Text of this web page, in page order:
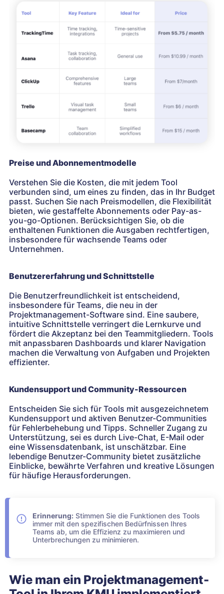
Preise und Abonnementmodelle
Verstehen Sie die Kosten, die mit jedem Tool
verbunden sind, um eines zu finden, das in Ihr Budget
passt. Suchen Sie nach Preismodellen, die Flexibilität
bieten, wie gestaffelte Abonnements oder Pay-as-
you-go-Optionen. Berücksichtigen Sie, ob die
enthaltenen Funktionen die Ausgaben rechtfertigen,
insbesondere für wachsende Teams oder
Unternehmen.
Benutzererfahrung und Schnittstelle
Die Benutzerfreundlichkeit ist entscheidend,
insbesondere für Teams, die neu in der
Projektmanagement-Software sind. Eine saubere,
intuitive Schnittstelle verringert die Lernkurve und
fördert die Akzeptanz bei den Teammitgliedern. Tools
mit anpassbaren Dashboards und klarer Navigation
machen die Verwaltung von Aufgaben und Projekten
effizienter.
Kundensupport und Community-Ressourcen
Entscheiden Sie sich für Tools mit ausgezeichnetem
Kundensupport und aktiven Benutzer-Communities
für Fehlerbehebung und Tipps. Schneller Zugang zu
Unterstützung, sei es durch Live-Chat, E-Mail oder
eine Wissensdatenbank, ist unschätzbar. Eine
lebendige Benutzer-Community bietet zusätzliche
Einblicke, bewährte Verfahren und kreative Lösungen
für häufige Herausforderungen.
Erinnerung: Stimmen Sie die Funktionen des Tools
immer mit den spezifischen Bedürfnissen Ihres
Teams ab, um die Effizienz zu maximieren und
Unterbrechungen zu minimieren.
Wie man ein Projektmanagement-